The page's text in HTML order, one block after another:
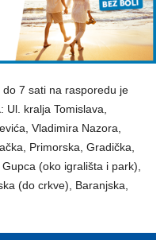
7 sati na rasporedu je
: Ul. kralja Tomislava,
Vladimira Nazora,
Primorska, Gradička,
(oko igrališta i park),
(do crkve), Baranjska,